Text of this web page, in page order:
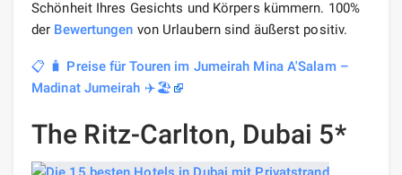
Schönheit Ihres Gesichts und Körpers kümmern. 100%
der Bewertungen von Urlaubern sind äußerst positiv.
📋 🧳 Preise für Touren im Jumeirah Mina A'Salam –
Madinat Jumeirah ✈️🏖️
The Ritz-Carlton, Dubai 5*